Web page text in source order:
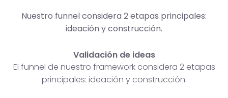
Nuestro funnel considera 2 etapas principales:
ideación y construcción.
Validación de ideas
El funnel de nuestro framework considera 2 etapas
principales: ideación y construcción.